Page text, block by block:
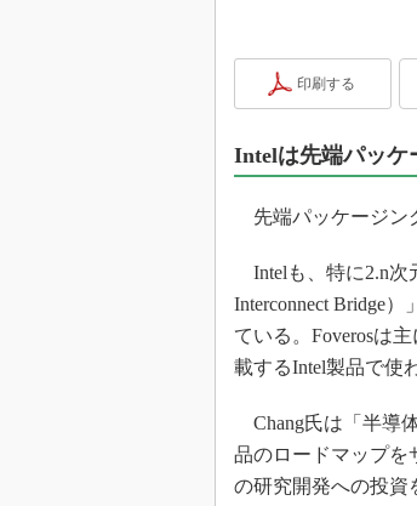
印刷する
Intelは先端パッケ
先端パッケージン
Intelも、特に2.n次
Interconnect Bridge
ている。Foverosは
載するIntel製品で使
Chang氏は「半導
品のロードマップを
の研究開発への投資